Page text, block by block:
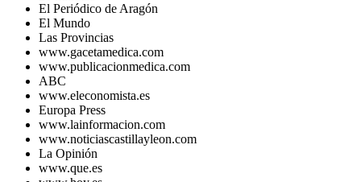
El Periódico de Aragón
El Mundo
Las Provincias
www.gacetamedica.com
www.publicacionmedica.com
ABC
www.eleconomista.es
Europa Press
www.lainformacion.com
www.noticiascastillayleon.com
La Opinión
www.que.es